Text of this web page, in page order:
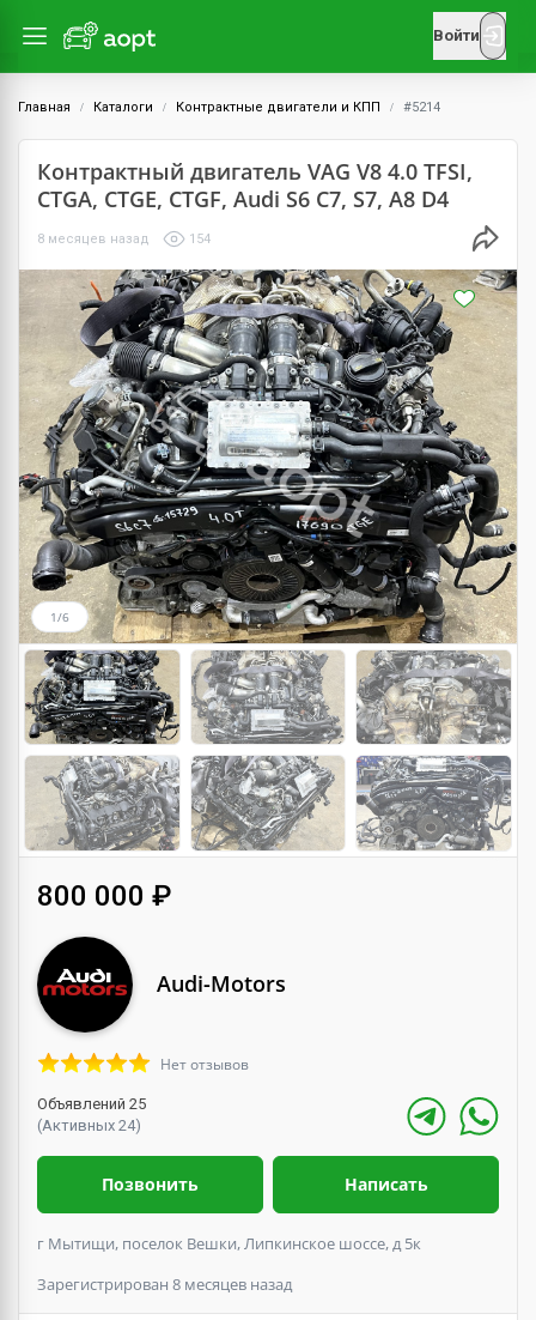
Войти
Главная Каталоги Контрактные двигатели и КПП #5214
Контрактный двигатель VAG V8 4.0 TFSI,
CTGA, CTGE, CTGF, Audi S6 C7, S7, A8 D4
8 месяцев назад 154
1/6
800 000 ₽
Audi-Motors
Нет отзывов
Объявлений 25
(Активных 24)
Позвонить Написать
г Мытищи, поселок Вешки, Липкинское шоссе, д 5к
Зарегистрирован 8 месяцев назад